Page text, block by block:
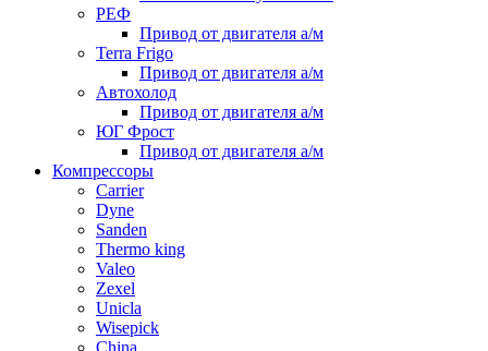
РЕФ
Привод от двигателя а/м
Terra Frigo
Привод от двигателя а/м
Автохолод
Привод от двигателя а/м
ЮГ Фрост
Привод от двигателя а/м
Компрессоры
Carrier
Dyne
Sanden
Thermo king
Valeo
Zexel
Unicla
Wisepick